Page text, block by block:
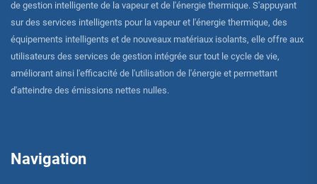
de gestion intelligente de la vapeur et de l'énergie thermique. S'appuyant
sur des services intelligents pour la vapeur et l'énergie thermique, des
équipements intelligents et de nouveaux matériaux isolants, elle offre aux
utilisateurs des services de gestion intégrée sur tout le cycle de vie,
améliorant ainsi l'efficacité de l'utilisation de l'énergie et permettant
d'atteindre des émissions nettes nulles.
Navigation